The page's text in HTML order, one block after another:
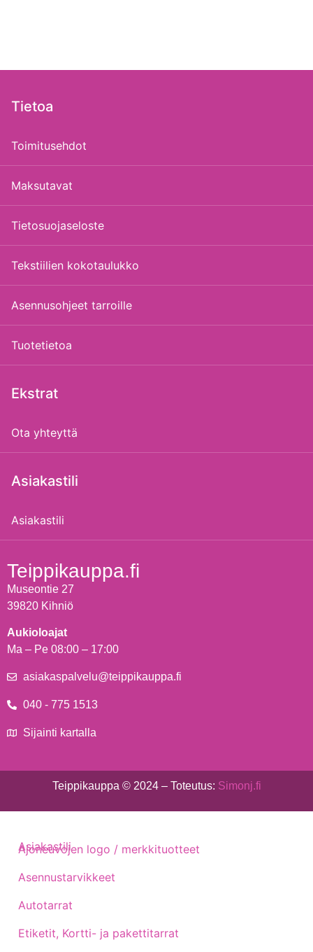
Tietoa
Toimitusehdot
Maksutavat
Tietosuojaseloste
Tekstiilien kokotaulukko
Asennusohjeet tarroille
Tuotetietoa
Ekstrat
Ota yhteyttä
Asiakastili
Asiakastili
Teippikauppa.fi
Museontie 27
39820 Kihniö
Aukioloajat
Ma – Pe 08:00 – 17:00
asiakaspalvelu@teippikauppa.fi
040 - 775 1513
Sijainti kartalla
Teippikauppa © 2024 – Toteutus: Simonj.fi
Ajoneuvojen logo / merkkituotteet
Asennustarvikkeet
Autotarrat
Etiketit, Kortti- ja pakettitarrat
Asiakastili